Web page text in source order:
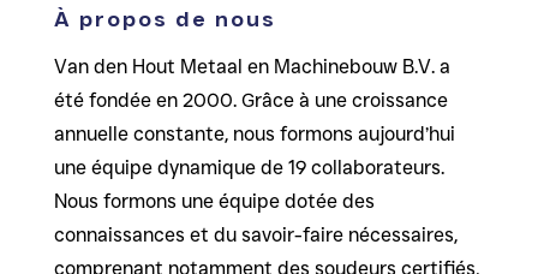
À propos de nous
Van den Hout Metaal en Machinebouw B.V. a
été fondée en 2000. Grâce à une croissance
annuelle constante, nous formons aujourd’hui
une équipe dynamique de 19 collaborateurs.
Nous formons une équipe dotée des
connaissances et du savoir-faire nécessaires,
comprenant notamment des soudeurs certifiés,